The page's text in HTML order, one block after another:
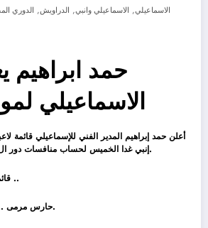
الاسماعيلي, الاسماعيلي وانبي, الدراويش, الدوري
حمد ابراهيم
الاسماعيلي
أعلن حمد إبراهيم المدير الفني للإسماعيلي قائمة
إنبي غدا الخميس لحساب منافسات دور ال16 من بطولة كأس مصر.
قائمة اللاعبين جاءت كالتالي ..
حارس مرمى ..أحمد عادل ، كمال السيد.